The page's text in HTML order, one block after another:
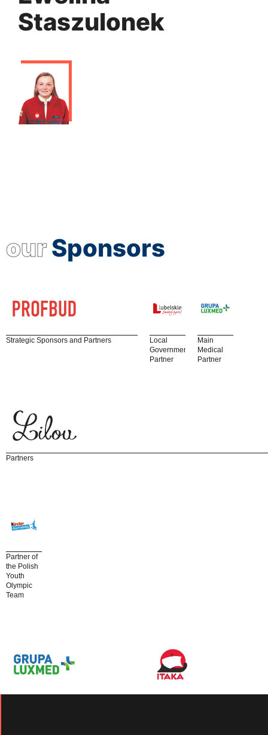
Staszulonek
ourSponsors
Strategic Sponsors and Partners
Local
Government
Partner
Main
Medical
Partner
Partners
Partner of
the Polish
Youth
Olympic
Team